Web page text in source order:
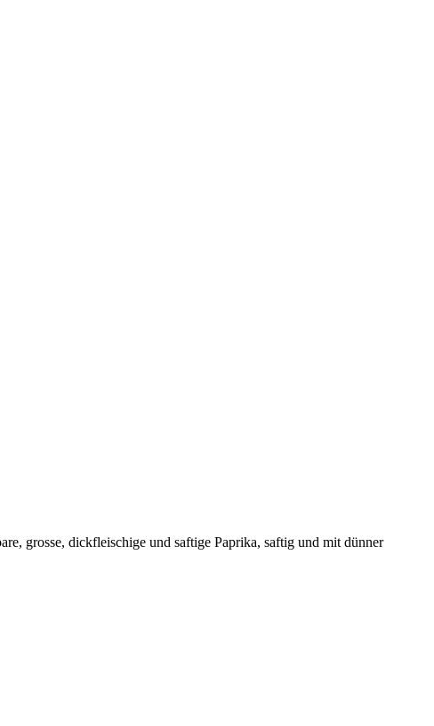
grosse, dickfleischige und saftige Paprika, saftig und mit dünner